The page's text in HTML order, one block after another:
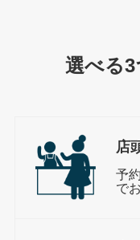
選べる
店
予
で